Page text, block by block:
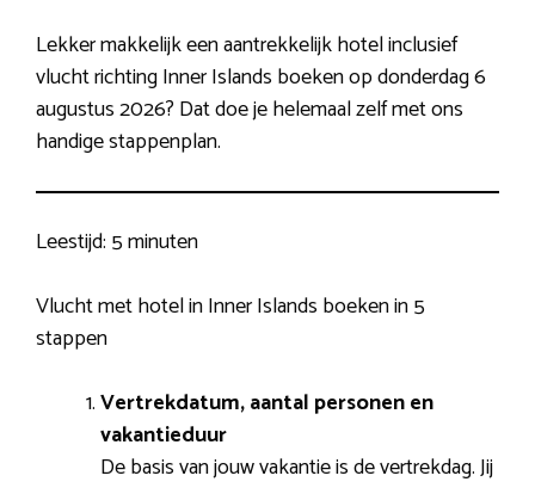
Lekker makkelijk een aantrekkelijk hotel inclusief
vlucht richting Inner Islands boeken op donderdag 6
augustus 2026? Dat doe je helemaal zelf met ons
handige stappenplan.
Leestijd: 5 minuten
Vlucht met hotel in Inner Islands boeken in 5
stappen
Vertrekdatum, aantal personen en
vakantieduur
De basis van jouw vakantie is de vertrekdag. Jij